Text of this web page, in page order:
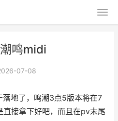
鸣midi
07-08
地了，鸣潮3点5版本将在7
直接拿下好吧，而且在pv末尾